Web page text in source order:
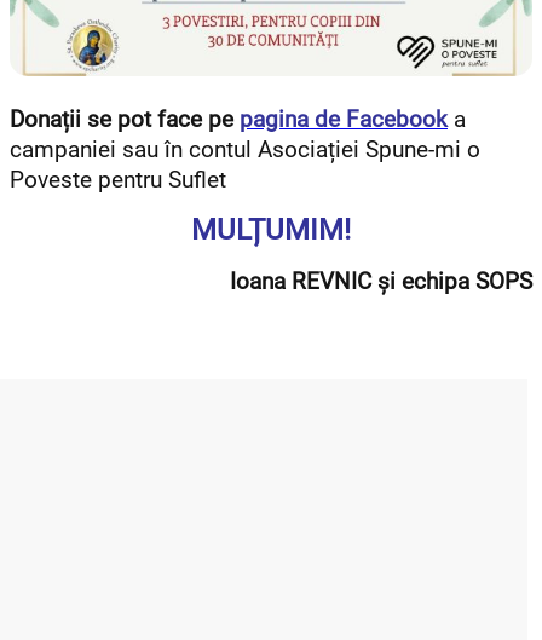
Donații se pot face pe pagina de Facebook a
campaniei sau în contul Asociației Spune-mi o
Poveste pentru Suflet
MULȚUMIM!
Ioana REVNIC și echipa SOPS